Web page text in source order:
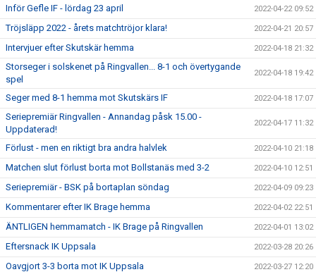
Inför Gefle IF - lördag 23 april 2022-04-22 09:52
Tröjsläpp 2022 - årets matchtröjor klara! 2022-04-21 20:57
Intervjuer efter Skutskär hemma 2022-04-18 21:32
Storseger i solskenet på Ringvallen... 8-1 och övertygande
spel
2022-04-18 19:42
Seger med 8-1 hemma mot Skutskärs IF 2022-04-18 17:07
Seriepremiär Ringvallen - Annandag påsk 15.00 -
Uppdaterad!
2022-04-17 11:32
Förlust - men en riktigt bra andra halvlek 2022-04-10 21:18
Matchen slut förlust borta mot Bollstanäs med 3-2 2022-04-10 12:51
Seriepremiär - BSK på bortaplan söndag 2022-04-09 09:23
Kommentarer efter IK Brage hemma 2022-04-02 22:51
ÄNTLIGEN hemmamatch - IK Brage på Ringvallen 2022-04-01 13:02
Eftersnack IK Uppsala 2022-03-28 20:26
Oavgjort 3-3 borta mot IK Uppsala 2022-03-27 12:20